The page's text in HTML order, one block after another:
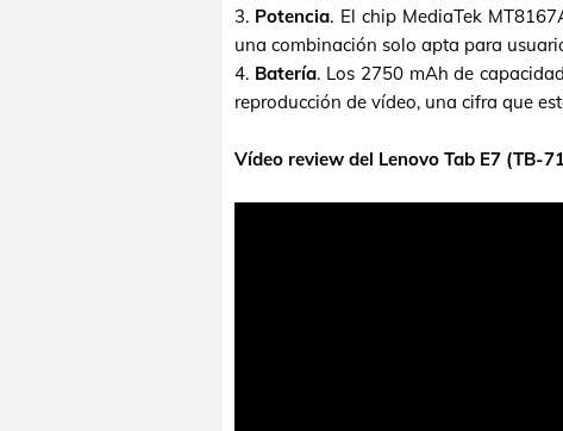
3. Potencia. El chip MediaTek
una combinación solo apta para
4. Batería. Los 2750 mAh de
reproducción de vídeo, una cifra que
Vídeo review del Lenovo Tab E7 (TB-